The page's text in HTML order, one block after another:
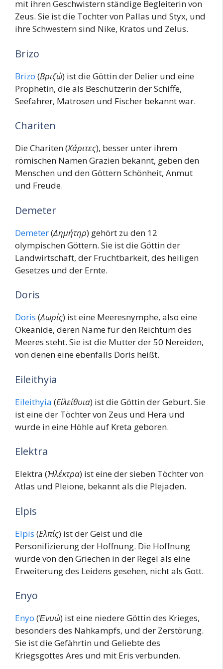
mit ihren Geschwistern ständige Begleiterin von
Zeus. Sie ist die Tochter von Pallas und Styx, und
ihre Schwestern sind Nike, Kratos und Zelus.
Brizo
Brizo (Βριζώ) ist die Göttin der Delier und eine
Prophetin, die als Beschützerin der Schiffe,
Seefahrer, Matrosen und Fischer bekannt war.
Chariten
Die Chariten (Χάριτες), besser unter ihrem
römischen Namen Grazien bekannt, geben den
Menschen und den Göttern Schönheit, Anmut
und Freude.
Demeter
Demeter(Δημήτηρ) gehört zu den 12
olympischen Göttern. Sie ist die Göttin der
Landwirtschaft, der Fruchtbarkeit, des heiligen
Gesetzes und der Ernte.
Doris
Doris (Δωρίς) ist eine Meeresnymphe, also eine
Okeanide, deren Name für den Reichtum des
Meeres steht. Sie ist die Mutter der 50 Nereiden,
von denen eine ebenfalls Doris heißt.
Eileithyia
Eileithyia (Εἰλείθυια) ist die Göttin der Geburt. Sie
ist eine der Töchter von Zeus und Hera und
wurde in eine Höhle auf Kreta geboren.
Elektra
Elektra (Ἠλέκτρα) ist eine der sieben Töchter von
Atlas und Pleione, bekannt als die Plejaden.
Elpis
Elpis (Ελπίς) ist der Geist und die
Personifizierung der Hoffnung. Die Hoffnung
wurde von den Griechen in der Regel als eine
Erweiterung des Leidens gesehen, nicht als Gott.
Enyo
Enyo (Ἐνυώ) ist eine niedere Göttin des Krieges,
besonders des Nahkampfs, und der Zerstörung.
Sie ist die Gefährtin und Geliebte des
Kriegsgottes Ares und mit Eris verbunden.